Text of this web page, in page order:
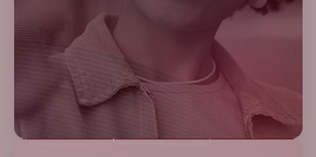
PERFORMANCE